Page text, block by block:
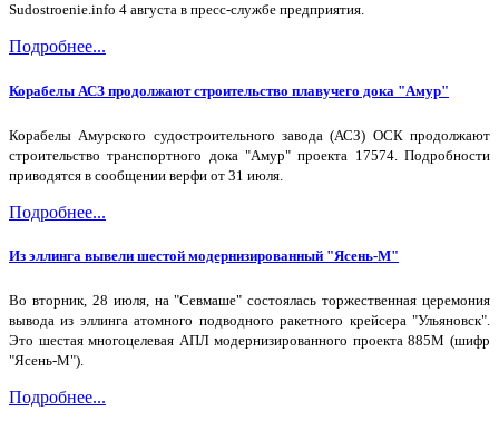
Sudostroenie.info 4 августа в пресс-службе предприятия.
Подробнее...
Корабелы АСЗ продолжают строительство плавучего дока "Амур"
Корабелы Амурского судостроительного завода (АСЗ) ОСК продолжают
строительство транспортного дока "Амур" проекта 17574. Подробности
приводятся в сообщении верфи от 31 июля.
Подробнее...
Из эллинга вывели шестой модернизированный "Ясень-М"
Во вторник, 28 июля, на "Севмаше" состоялась торжественная церемония
вывода из эллинга атомного подводного ракетного крейсера "Ульяновск".
Это шестая многоцелевая АПЛ модернизированного проекта 885М (шифр
"Ясень-М").
Подробнее...